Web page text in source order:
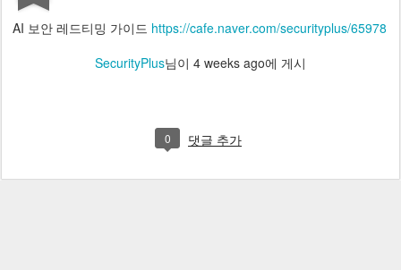
AI 보안 레드티밍 가이드 https://cafe.naver.com/securityplus/65978
SecurityPlus님이 4 weeks ago에 게시
0 댓글 추가